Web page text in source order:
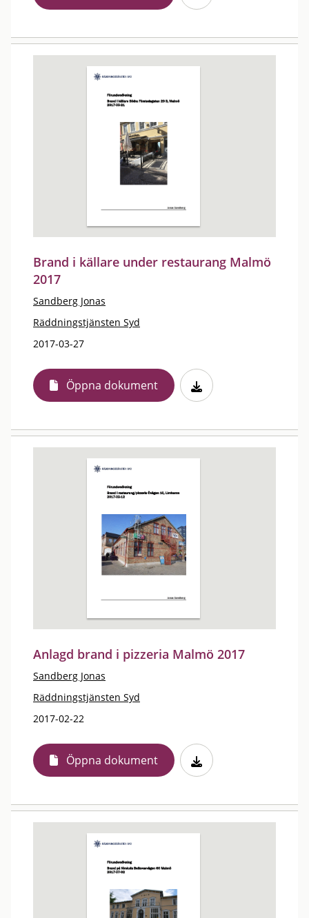
Brand i källare under restaurang Malmö
2017
Sandberg Jonas
Räddningstjänsten Syd
2017-03-27
Öppna dokument
Anlagd brand i pizzeria Malmö 2017
Sandberg Jonas
Räddningstjänsten Syd
2017-02-22
Öppna dokument